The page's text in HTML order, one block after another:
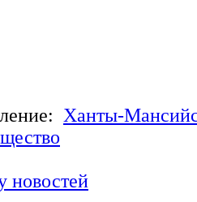
Ханты-
новостей